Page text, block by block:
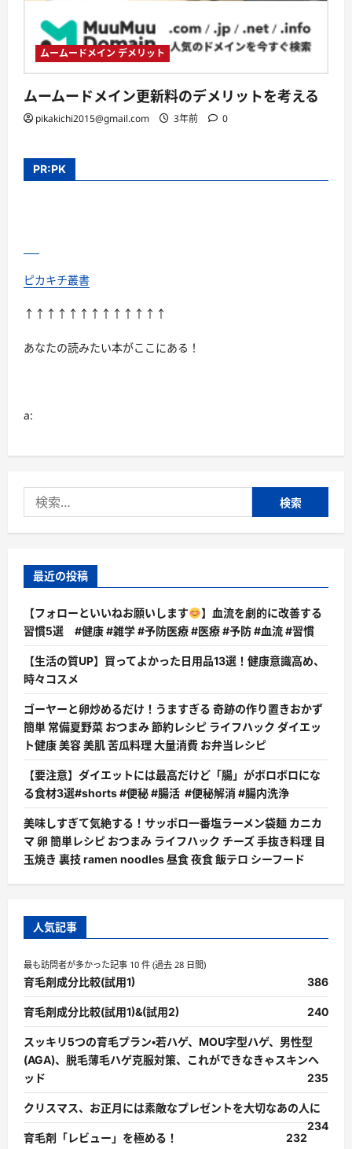
ムームードメイン デメリット
ムームードメイン更新料のデメリットを考える
pikakichi2015@gmail.com 3年前 0
PR:PK
ピカキチ叢書
↑↑↑↑↑↑↑↑↑↑↑↑↑
あなたの読みたい本がここにある！
a:
索:
最近の投稿
【フォローといいねお願いします
】血流を劇的に改善する
習慣5選 #健康 #雑学 #予防医療 #医療 #予防 #血流 #習慣
【生活の質UP】買ってよかった日用品13選！健康意識高め、
時々コスメ
ゴーヤーと卵炒めるだけ！うますぎる 奇跡の作り置きおかず
簡単 常備夏野菜 おつまみ 節約レシピ ライフハック ダイエッ
ト健康 美容 美肌 苦瓜料理 大量消費 お弁当レシピ
【要注意】ダイエットには最高だけど「腸」がボロボロにな
る食材3選#shorts #便秘 #腸活 #便秘解消 #腸内洗浄
美味しすぎて気絶する！サッポロ一番塩ラーメン袋麺 カニカ
マ 卵 簡単レシピ おつまみ ライフハック チーズ 手抜き料理 目
玉焼き 裏技 ramen noodles 昼食 夜食 飯テロ シーフード
人気記事
最も訪問者が多かった記事 10 件 (過去 28 日間)
育毛剤成分比較(試用1) 386
育毛剤成分比較(試用1)&(試用2) 240
スッキリ5つの育毛プラン・若ハゲ、MOU字型ハゲ、男性型
(AGA)、脱毛薄毛ハゲ克服対策、これができなきゃスキンヘ
ッド
235
クリスマス、お正月には素敵なプレゼントを大切なあの人に
234
育毛剤「レビュー」を極める！
232